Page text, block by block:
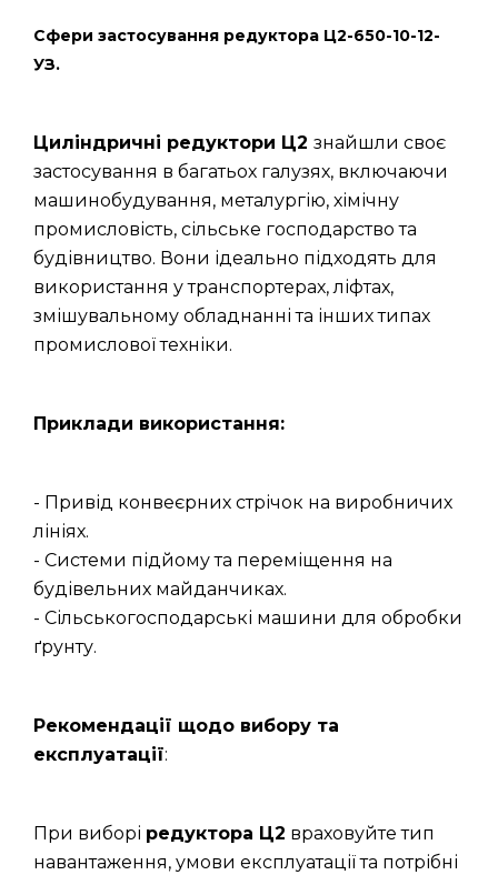
Сфери застосування редуктора Ц2-650-10-12-
УЗ.
Циліндричні редуктори Ц2 знайшли своє
застосування в багатьох галузях, включаючи
машинобудування, металургію, хімічну
промисловість, сільське господарство та
будівництво. Вони ідеально підходять для
використання у транспортерах, ліфтах,
змішувальному обладнанні та інших типах
промислової техніки.
Приклади використання:
- Привід конвеєрних стрічок на виробничих
лініях.
- Системи підйому та переміщення на
будівельних майданчиках.
- Сільськогосподарські машини для обробки
ґрунту.
Рекомендації щодо вибору та
експлуатації:
При виборі редуктора Ц2 враховуйте тип
навантаження, умови експлуатації та потрібні